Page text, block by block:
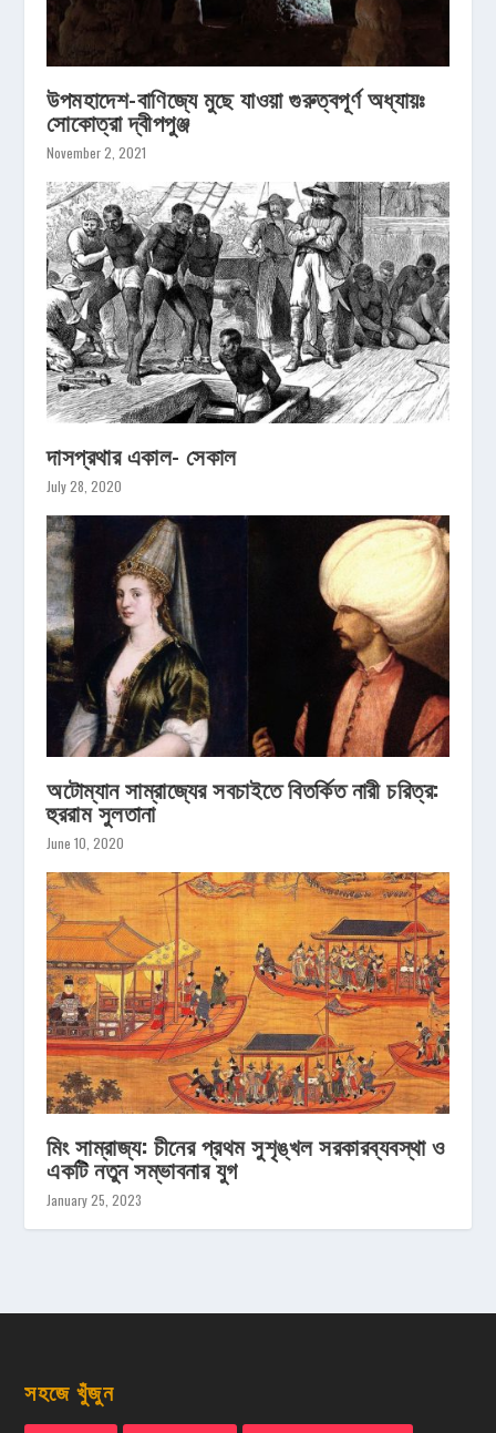
উপমহাদেশ-বাণিজ্যে মুছে যাওয়া গুরুত্বপূর্ণ অধ্যায়ঃ
সোকোত্রা দ্বীপপুঞ্জ
November 2, 2021
দাসপ্রথার একাল- সেকাল
July 28, 2020
অটোম্যান সাম্রাজ্যের সবচাইতে বিতর্কিত নারী চরিত্র:
হুররাম সুলতানা
June 10, 2020
মিং সাম্রাজ্য: চীনের প্রথম সুশৃঙ্খল সরকারব্যবস্থা ও
একটি নতুন সম্ভাবনার যুগ
January 25, 2023
সহজে খুঁজুন